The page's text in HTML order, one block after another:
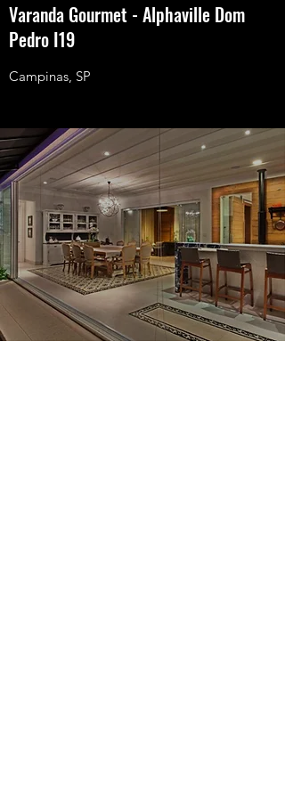
Varanda Gourmet - Alphaville Dom
Pedro I19
Campinas, SP